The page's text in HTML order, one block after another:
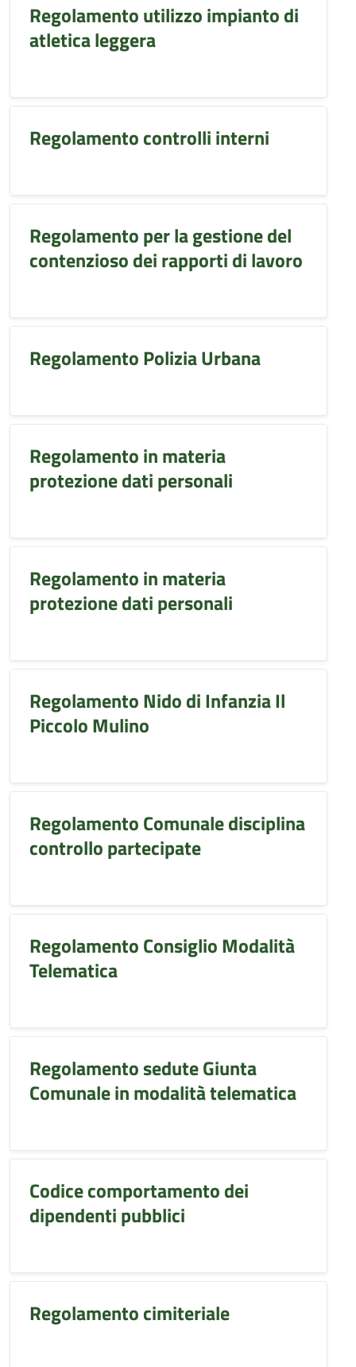
Regolamento utilizzo impianto di
atletica leggera
Regolamento controlli interni
Regolamento per la gestione del
contenzioso dei rapporti di lavoro
Regolamento Polizia Urbana
Regolamento in materia
protezione dati personali
Regolamento in materia
protezione dati personali
Regolamento Nido di Infanzia Il
Piccolo Mulino
Regolamento Comunale disciplina
controllo partecipate
Regolamento Consiglio Modalità
Telematica
Regolamento sedute Giunta
Comunale in modalità telematica
Codice comportamento dei
dipendenti pubblici
Regolamento cimiteriale